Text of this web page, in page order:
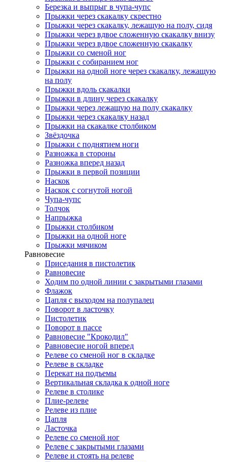
Березка и выпрыг в чупа-чупс
Прыжки через скакалку скрестно
Прыжки через скакалку, лежащую на полу, сидя
Прыжки через вдвое сложенную скакалку внизу
Прыжки через вдвое сложенную скакалку
Прыжки со сменой ног
Прыжки с собиранием ног
Прыжки на одной ноге через скакалку, лежащую
на полу
Прыжки вдоль скакалки
Прыжки в длину через скакалку
Прыжки через лежащую на полу скакалку
Прыжки через скакалку назад
Прыжки на скакалке столбиком
Звёздочка
Прыжки с поднятием ноги
Разножка в стороны
Разножка вперед назад
Прыжки в первой позиции
Наскок
Наскок с согнутой ногой
Чупа-чупс
Толчок
Напрыжка
Прыжки столбиком
Прыжки на одной ноге
Прыжки мячиком
Равновесие
Приседания в пистолетик
Равновесие
Ходим по одной линии с закрытыми глазами
Флажок
Цапля с выходом на полупалец
Поворот в ласточку
Пистолетик
Поворот в пассе
Равновесие "Крокодил"
Равновесие ногой вперед
Релеве со сменой ног в складке
Релеве в складке
Перекат на подъемы
Вертикальная складка к одной ноге
Релеве в столике
Плие-релеве
Релеве из плие
Цапля
Ласточка
Релеве со сменой ног
Релеве с закрытыми глазами
Релеве и стоять на релеве